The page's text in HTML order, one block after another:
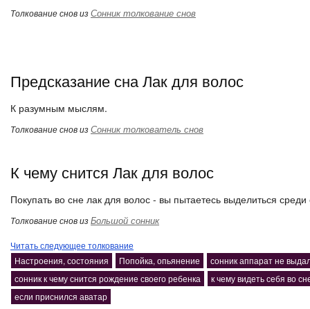
Толкование снов изСонник толкование снов
Предсказание сна Лак для волос
К разумным мыслям.
Толкование снов изСонник толкователь снов
К чему снится Лак для волос
Покупать во сне лак для волос - вы пытаетесь выделиться
Толкование снов изБольшой сонник
Читать следующее толкование
Настроения, состояния
Попойка, опьянение
сонник аппарат не
сонник к чему снится рождение своего ребенка
к чему видеть себя во
если приснился аватар